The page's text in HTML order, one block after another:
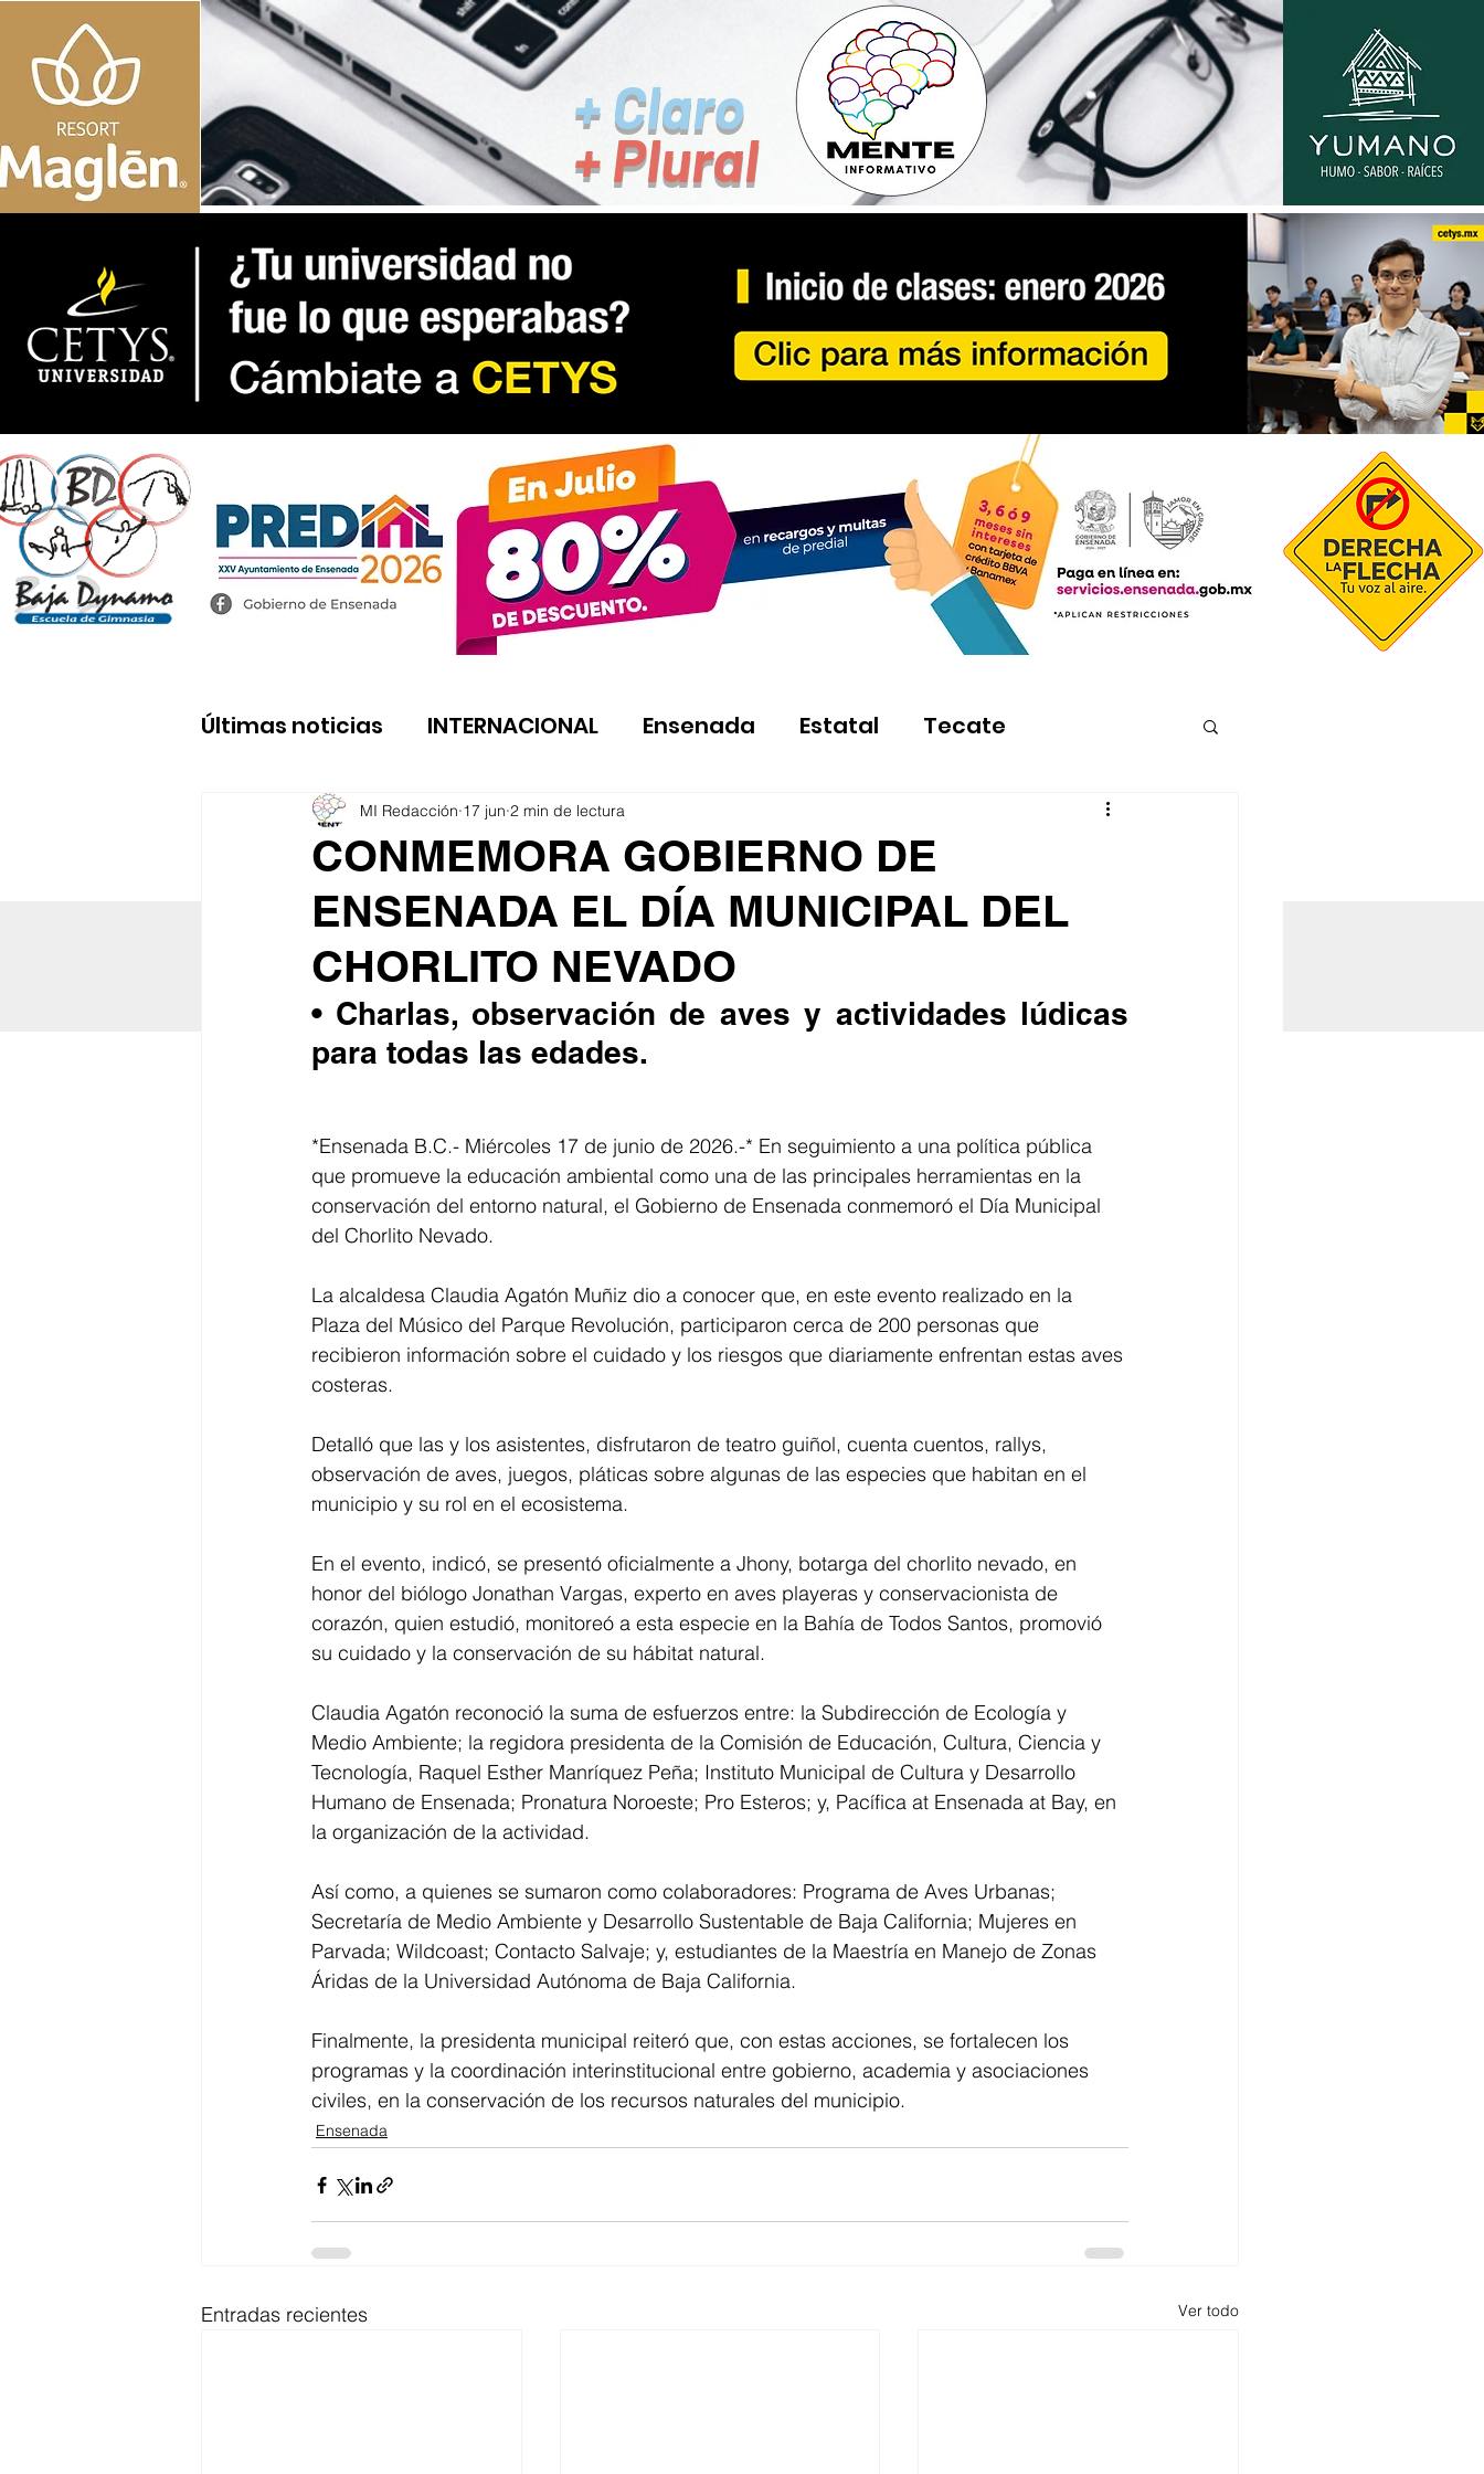
+ Claro
+ Plural
Últimas noticias INTERNACIONAL Ensenada Estatal Tecate
CONMEMORA GOBIERNO DE
ENSENADA EL DÍA MUNICIPAL DEL
CHORLITO NEVADO
MI Redacción 17 jun 2 min de lectura
• Charlas, observación de aves y actividades lúdicas
para todas las edades.
*Ensenada B.C.- Miércoles 17 de junio de 2026.-* En seguimiento a una política pública
que promueve la educación ambiental como una de las principales herramientas en la
conservación del entorno natural, el Gobierno de Ensenada conmemoró el Día Municipal
del Chorlito Nevado.
La alcaldesa Claudia Agatón Muñiz dio a conocer que, en este evento realizado en la
Plaza del Músico del Parque Revolución, participaron cerca de 200 personas que
recibieron información sobre el cuidado y los riesgos que diariamente enfrentan estas aves
costeras.
Detalló que las y los asistentes, disfrutaron de teatro guiñol, cuenta cuentos, rallys,
observación de aves, juegos, pláticas sobre algunas de las especies que habitan en el
municipio y su rol en el ecosistema.
En el evento, indicó, se presentó oficialmente a Jhony, botarga del chorlito nevado, en
honor del biólogo Jonathan Vargas, experto en aves playeras y conservacionista de
corazón, quien estudió, monitoreó a esta especie en la Bahía de Todos Santos, promovió
su cuidado y la conservación de su hábitat natural.
Claudia Agatón reconoció la suma de esfuerzos entre: la Subdirección de Ecología y
Medio Ambiente; la regidora presidenta de la Comisión de Educación, Cultura, Ciencia y
Tecnología, Raquel Esther Manríquez Peña; Instituto Municipal de Cultura y Desarrollo
Humano de Ensenada; Pronatura Noroeste; Pro Esteros; y, Pacífica at Ensenada at Bay, en
la organización de la actividad.
Así como, a quienes se sumaron como colaboradores: Programa de Aves Urbanas;
Secretaría de Medio Ambiente y Desarrollo Sustentable de Baja California; Mujeres en
Parvada; Wildcoast; Contacto Salvaje; y, estudiantes de la Maestría en Manejo de Zonas
Áridas de la Universidad Autónoma de Baja California.
Finalmente, la presidenta municipal reiteró que, con estas acciones, se fortalecen los
programas y la coordinación interinstitucional entre gobierno, academia y asociaciones
civiles, en la conservación de los recursos naturales del municipio.
Ensenada
Entradas recientes Ver todo